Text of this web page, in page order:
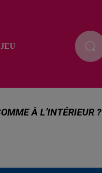
JEU
À L’INTÉRIEUR ?